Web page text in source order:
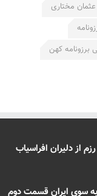
عثمان مختاری
برزونامه کهن
از دلیران افراسیاب
سوی ایران قسمت دوم